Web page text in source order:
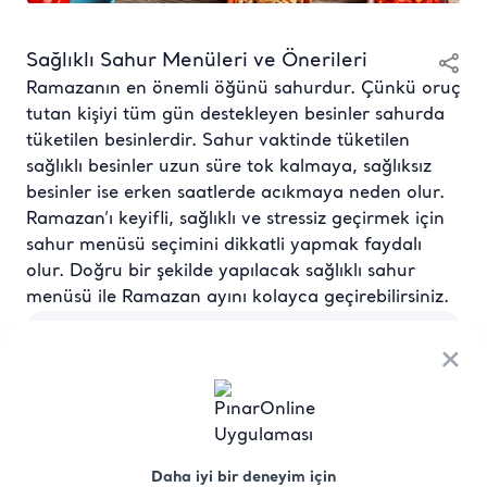
×
Daha iyi bir deneyim için
Sağlıklı Sahur Menüleri ve Önerileri
Ramazanın en önemli öğünü sahurdur. Çünkü oruç
tutan kişiyi tüm gün destekleyen besinler sahurda
tüketilen besinlerdir. Sahur vaktinde tüketilen
sağlıklı besinler uzun süre tok kalmaya, sağlıksız
besinler ise erken saatlerde acıkmaya neden olur.
Ramazan’ı keyifli, sağlıklı ve stressiz geçirmek için
sahur menüsü seçimini dikkatli yapmak faydalı
olur. Doğru bir şekilde yapılacak sağlıklı sahur
menüsü ile Ramazan ayını kolayca geçirebilirsiniz.
Ramazanın en önemli öğünü sahurdur. Çünkü
oruç tutan kişiyi tüm gün destekleyen besinler
sahurda tüketilen besinlerdir. Sahur vaktinde